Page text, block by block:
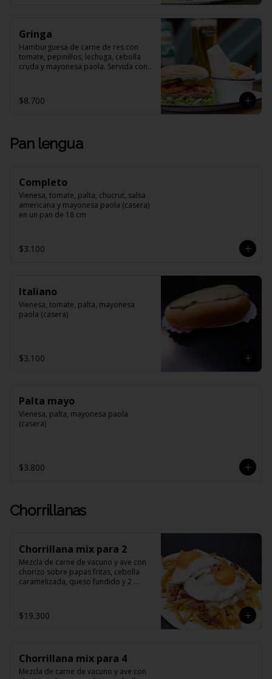
Gringa
Hamburguesa de carne de res con
tomate, pepinillos, lechuga, cebolla
cruda y mayonesa paola. Servida con
$8.700
Pan lengua
Completo
Vienesa, tomate, palta, chucrut, salsa
americana y mayonesa paola (casera)
en un pan de 18 cm
$3.100
Italiano
Vienesa, tomate, palta, mayonesa
paola (casera)
$3.100
Palta mayo
Vienesa, palta, mayonesa paola
(casera)
$3.800
Chorrillanas
Chorrillana mix para 2
Mezcla de carne de vacuno y ave con
chorizo sobre papas fritas, cebolla
caramelizada, queso fundido y 2
$19.300
Chorrillana mix para 4
Mezcla de carne de vacuno y ave con